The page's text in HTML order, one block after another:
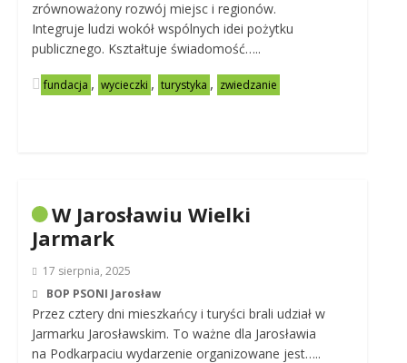
zrównoważony rozwój miejsc i regionów.
Integruje ludzi wokół wspólnych idei pożytku
publicznego. Kształtuje świadomość…..
fundacja , wycieczki , turystyka , zwiedzanie
W Jarosławiu Wielki
Jarmark
17 sierpnia, 2025
BOP PSONI Jarosław
Przez cztery dni mieszkańcy i turyści brali udział w
Jarmarku Jarosławskim. To ważne dla Jarosławia
na Podkarpaciu wydarzenie organizowane jest…..